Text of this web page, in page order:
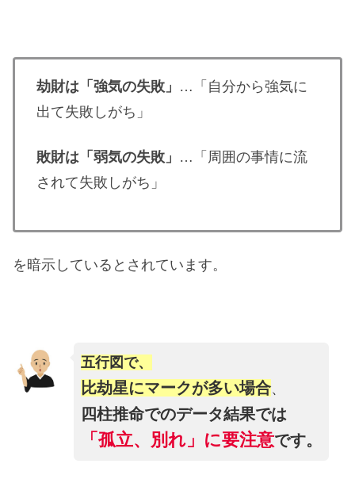
劫財は「強気の失敗」 …「自分から強気に
出て失敗しがち」
敗財は「弱気の失敗」 …「周囲の事情に流
されて失敗しがち」
を暗示しているとされています。
五行図で、
比劫星にマークが多い場合、
四柱推命でのデータ結果では
「孤立、別れ」に要注意です。